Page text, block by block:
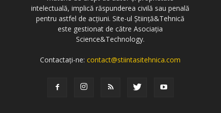
intelectuală, implică răspunderea civilă sau penală
pentru astfel de acțiuni. Site-ul Știință&Tehnică
este gestionat de către Asociația
Science&Technology.
Contactați-ne:contact@stiintasitehnica.com